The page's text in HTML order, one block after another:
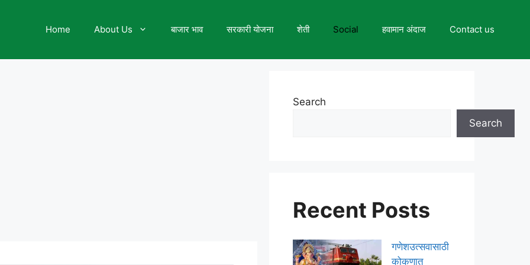
Home About Us बाजार भाव सरकारी योजना शेती Social हवामान अंदाज Contact us
Search
Search
Recent Posts
गणेशउत्सवासाठी
कोकणात